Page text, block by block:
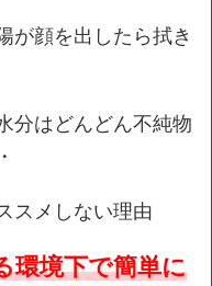
が顔を出したら拭き
分はどんどん不純物
スメしない理由
環境下で簡単に